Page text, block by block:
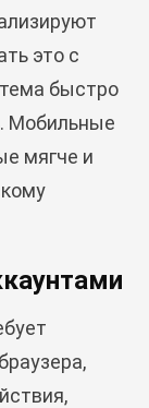
это с
быстро
Мобильные
мягче и